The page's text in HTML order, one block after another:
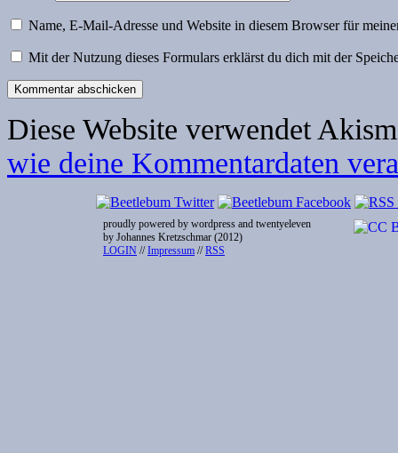
Name, E-Mail-Adresse und Website in diesem Browser für
Mit der Nutzung dieses Formulars erklärst du dich mit der
Diese Website verwendet
wie deine Kommentardaten
proudly powered by wordpress and twentyeleven
by Johannes Kretzschmar (2012)
LOGIN //Impressum //RSS